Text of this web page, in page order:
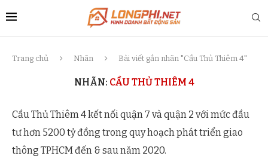
Trang chủ Nhãn Bài viết gắn nhãn "Cầu Thủ Thiêm 4"
NHÃN: CẦU THỦ THIÊM 4
Cầu Thủ Thiêm 4 kết nối quận 7 và quận 2 với mức đầu
tư hơn 5200 tỷ đồng trong quy hoạch phát triển giao
thông TPHCM đến & sau năm 2020.